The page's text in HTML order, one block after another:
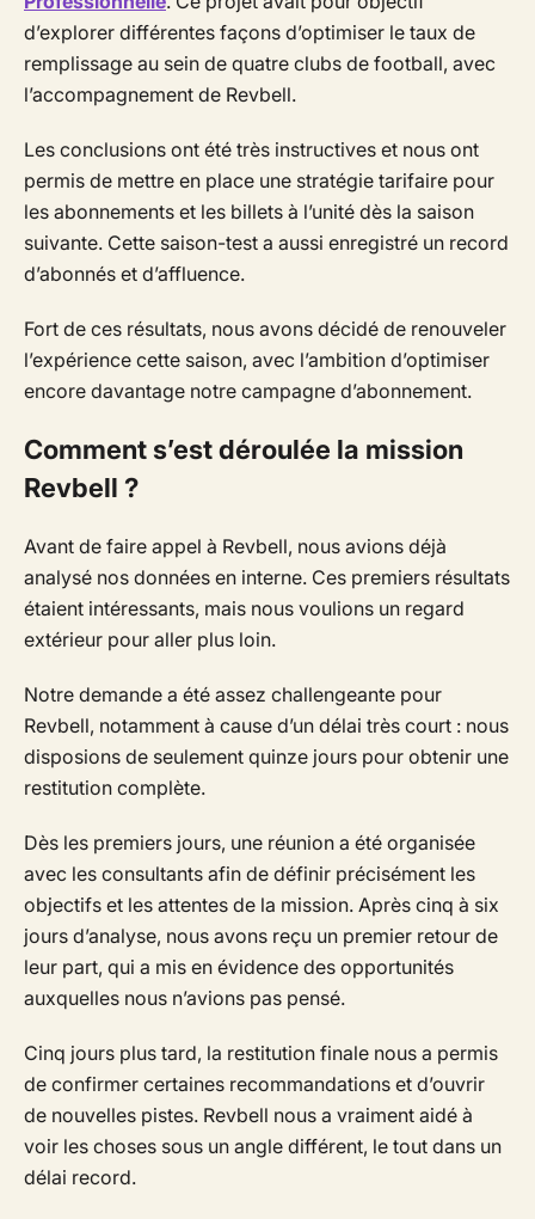
d’explorer différentes façons d’optimiser le taux de
remplissage au sein de quatre clubs de football, avec
l’accompagnement de Revbell.
Les conclusions ont été très instructives et nous ont
permis de mettre en place une stratégie tarifaire pour
les abonnements et les billets à l’unité dès la saison
suivante. Cette saison-test a aussi enregistré un record
d’abonnés et d’affluence.
Fort de ces résultats, nous avons décidé de renouveler
l’expérience cette saison, avec l’ambition d’optimiser
encore davantage notre campagne d’abonnement.
Comment s’est déroulée la mission
Revbell ?
Avant de faire appel à Revbell, nous avions déjà
analysé nos données en interne. Ces premiers résultats
étaient intéressants, mais nous voulions un regard
extérieur pour aller plus loin.
Notre demande a été assez challengeante pour
Revbell, notamment à cause d’un délai très court : nous
disposions de seulement quinze jours pour obtenir une
restitution complète.
Dès les premiers jours, une réunion a été organisée
avec les consultants afin de définir précisément les
objectifs et les attentes de la mission. Après cinq à six
jours d’analyse, nous avons reçu un premier retour de
leur part, qui a mis en évidence des opportunités
auxquelles nous n’avions pas pensé.
Cinq jours plus tard, la restitution finale nous a permis
de confirmer certaines recommandations et d’ouvrir
de nouvelles pistes. Revbell nous a vraiment aidé à
voir les choses sous un angle différent, le tout dans un
délai record.